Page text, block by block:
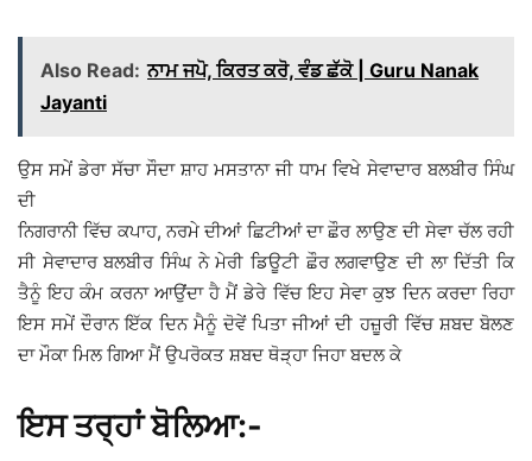
Also Read: ਨਾਮ ਜਪੋ, ਕਿਰਤ ਕਰੋ, ਵੰਡ ਛੱਕੋ | Guru Nanak
Jayanti
ਉਸ ਸਮੇਂ ਡੇਰਾ ਸੱਚਾ ਸੌਦਾ ਸ਼ਾਹ ਮਸਤਾਨਾ ਜੀ ਧਾਮ ਵਿਖੇ ਸੇਵਾਦਾਰ ਬਲਬੀਰ ਸਿੰਘ
ਦੀ
ਨਿਗਰਾਨੀ ਵਿੱਚ ਕਪਾਹ, ਨਰਮੇ ਦੀਆਂ ਛਿਟੀਆਂ ਦਾ ਛੌਰ ਲਾਉਣ ਦੀ ਸੇਵਾ ਚੱਲ ਰਹੀ
ਸੀ ਸੇਵਾਦਾਰ ਬਲਬੀਰ ਸਿੰਘ ਨੇ ਮੇਰੀ ਡਿਊਟੀ ਛੌਰ ਲਗਵਾਉਣ ਦੀ ਲਾ ਦਿੱਤੀ ਕਿ
ਤੈਨੂੰ ਇਹ ਕੰਮ ਕਰਨਾ ਆਉਂਦਾ ਹੈ ਮੈਂ ਡੇਰੇ ਵਿੱਚ ਇਹ ਸੇਵਾ ਕੁਝ ਦਿਨ ਕਰਦਾ ਰਿਹਾ
ਇਸ ਸਮੇਂ ਦੌਰਾਨ ਇੱਕ ਦਿਨ ਮੈਨੂੰ ਦੋਵੇਂ ਪਿਤਾ ਜੀਆਂ ਦੀ ਹਜ਼ੂਰੀ ਵਿੱਚ ਸ਼ਬਦ ਬੋਲਣ
ਦਾ ਮੌਕਾ ਮਿਲ ਗਿਆ ਮੈਂ ਉਪਰੋਕਤ ਸ਼ਬਦ ਥੋੜ੍ਹਾ ਜਿਹਾ ਬਦਲ ਕੇ
ਇਸ ਤਰ੍ਹਾਂ ਬੋਲਿਆ:-